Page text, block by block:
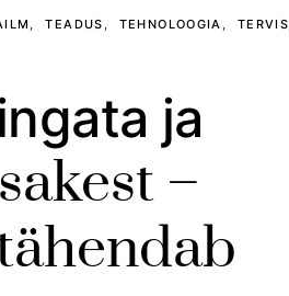
TEADUS TEHNOLOOGIA
TERVIS
ja
–